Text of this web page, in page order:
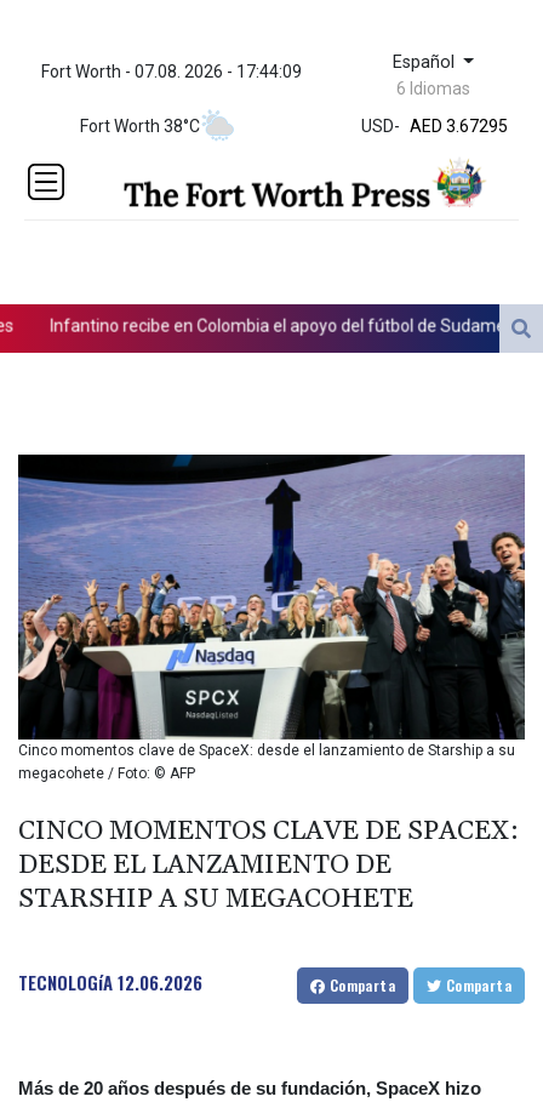
Fort Worth - 07.08. 2026 - 17:44:09 Español
6 Idiomas
Fort Worth 38°C
USD-
ZWL 321.999592
AED 3.67295
AED 3.67295
AFN
ALL 80.603989
AMD
BBD 2.013896
BDT 123.776354
BHD 0.377104
BIF 2987.5
BMD 1
BND 1.281271
BOB 11.884005
BRL 5.097604
BSD 0.999879
BTN 95.145572
BWP 13.496235
BZD 2.010921
CHF 0.80802
CNY 6.747604
CNH 6.743285
CUC 1
Infantino recibe en Colombia el apoyo del fútbol de Sudamérica
Cinco momentos clave de SpaceX: desde el lanzamiento de Starship a su
megacohete / Foto: © AFP
CINCO MOMENTOS CLAVE DE SPACEX:
DESDE EL LANZAMIENTO DE
STARSHIP A SU MEGACOHETE
TECNOLOGíA12.06.2026 Comparta Comparta
Más de 20 años después de su fundación, SpaceX hizo